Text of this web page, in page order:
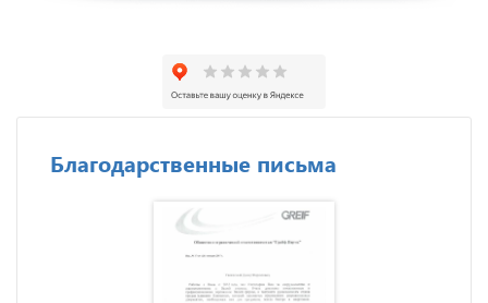
Благодарственные письма